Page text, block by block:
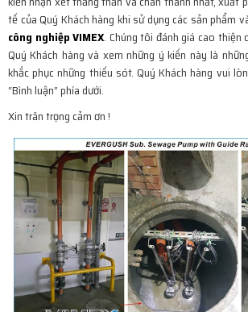
tế của Quý Khách hàng khi sử dụng các sản phẩm
công nghiệpVIMEX. Chúng tôi đánh giá cao thiện
Quý Khách hàng và xem những ý kiến này là
khắc phục những thiếu sót. Quý Khách hàng vui
“Bình luận” phía dưới.
Xin trân trọng cảm ơn !